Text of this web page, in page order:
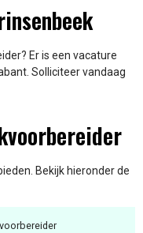
Er is een vacature
Solliciteer vandaag
Bekijk hieronder de